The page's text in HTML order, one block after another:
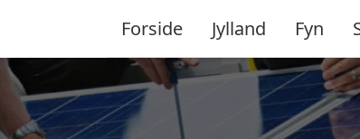
Forside Jylland Fyn